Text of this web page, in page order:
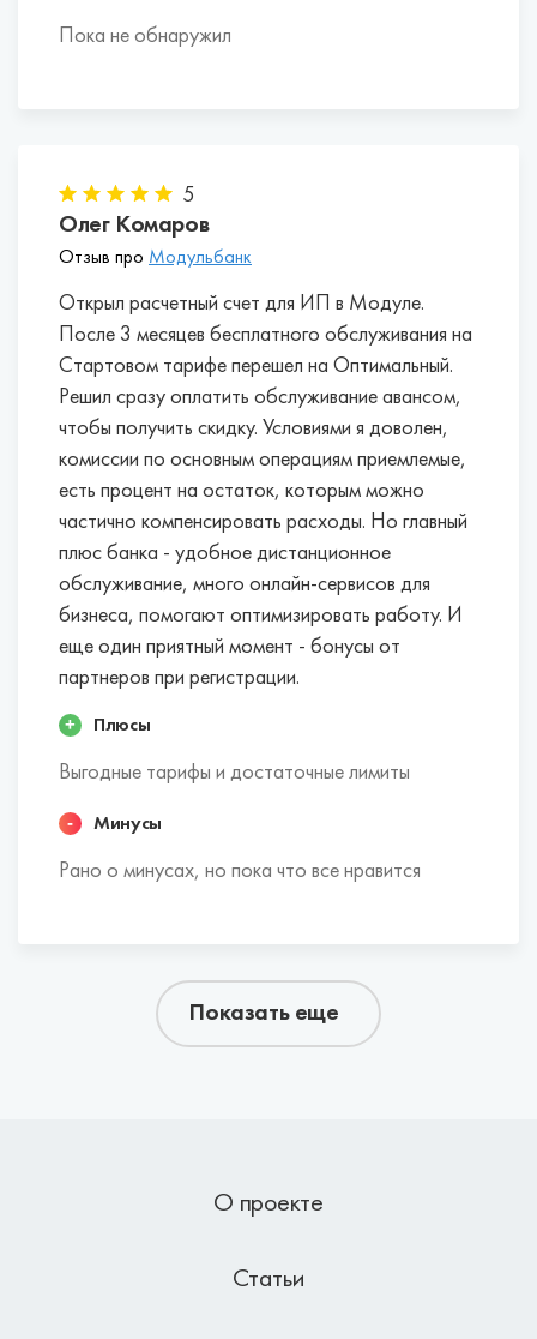
Пока не обнаружил
5
Олег Комаров
Отзыв про Модульбанк
Открыл расчетный счет для ИП в Модуле.
После 3 месяцев бесплатного обслуживания на
Стартовом тарифе перешел на Оптимальный.
Решил сразу оплатить обслуживание авансом,
чтобы получить скидку. Условиями я доволен,
комиссии по основным операциям приемлемые,
есть процент на остаток, которым можно
частично компенсировать расходы. Но главный
плюс банка - удобное дистанционное
обслуживание, много онлайн-сервисов для
бизнеса, помогают оптимизировать работу. И
еще один приятный момент - бонусы от
партнеров при регистрации.
Плюсы
Выгодные тарифы и достаточные лимиты
Минусы
Рано о минусах, но пока что все нравится
Показать еще
О проекте
Статьи